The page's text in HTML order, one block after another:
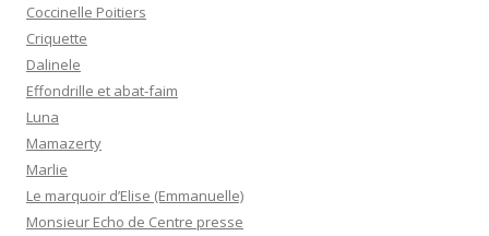
Coccinelle Poitiers
Criquette
Dalinele
Effondrille et abat-faim
Luna
Mamazerty
Marlie
Le marquoir d’Elise (Emmanuelle)
Monsieur Echo de Centre presse